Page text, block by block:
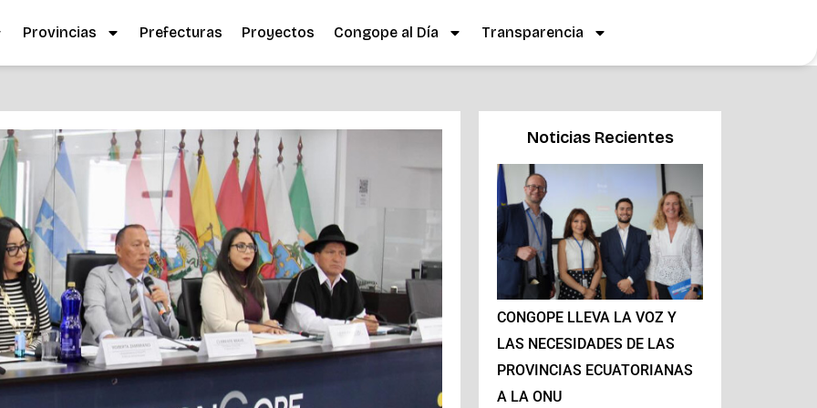
Provincias Prefecturas Proyectos Congope al Día Transparencia
Noticias Recientes
CONGOPE LLEVA LA VOZ Y
LAS NECESIDADES DE LAS
PROVINCIAS ECUATORIANAS
A LA ONU